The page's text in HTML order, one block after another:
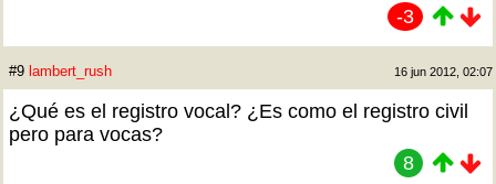
-3
#9 lambert_rush 16 jun 2012, 02:07
¿Qué es el registro vocal? ¿Es como el registro civil
pero para vocas?
8